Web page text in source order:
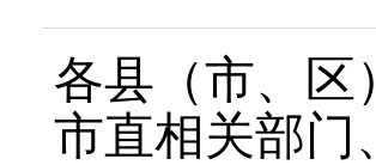
各县（市、区
市直相关部门